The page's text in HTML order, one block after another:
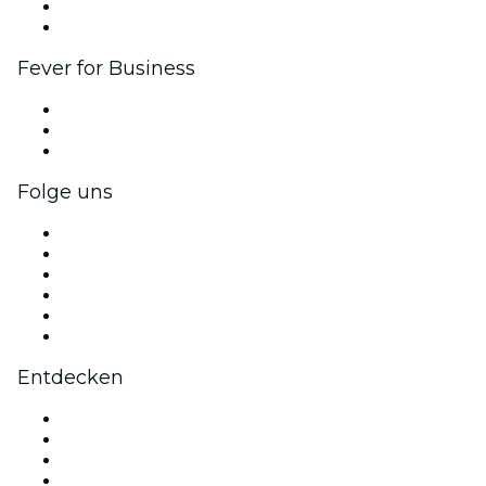
Fever for Business
Folge uns
Entdecken